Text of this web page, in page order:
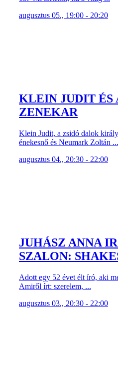
augusztus 05., 19:00 - 20:20
KLEIN JUDIT ÉS
ZENEKAR
Klein Judit, a zsidó dalok
énekesnő és Neumark Zoltán ...
augusztus 04., 20:30 - 22:00
JUHÁSZ ANNA
SZALON:
Adott egy 52 évet élt író, aki
Amiről írt: szerelem, ...
augusztus 03., 20:30 - 22:00